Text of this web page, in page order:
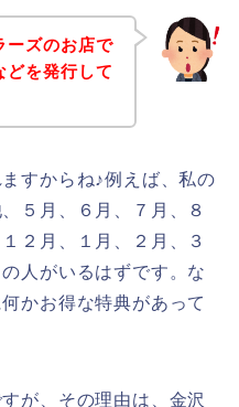
ーズのお店で
どを発行して
すからね♪例えば、私の
５月、６月、７月、８
２月、１月、２月、３
人がいるはずです。な
かお得な特典があって
が、その理由は、金沢